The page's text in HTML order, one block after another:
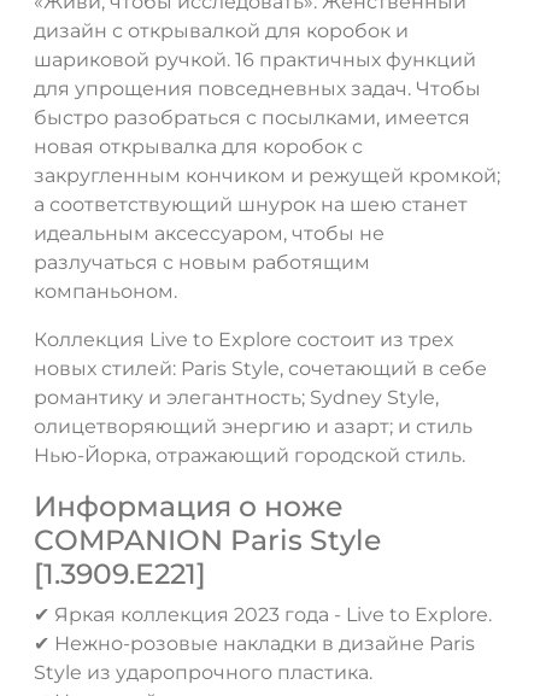
дизайн с открывалкой для коробок и
шариковой ручкой. 16 практичных функций
для упрощения повседневных задач. Чтобы
быстро разобраться с посылками, имеется
новая открывалка для коробок с
закругленным кончиком и режущей кромкой;
а соответствующий шнурок на шею станет
идеальным аксессуаром, чтобы не
разлучаться с новым работящим
компаньоном.
Коллекция Live to Explore состоит из трех
новых стилей: Paris Style, сочетающий в себе
романтику и элегантность; Sydney Style,
олицетворяющий энергию и азарт; и стиль
Нью-Йорка, отражающий городской стиль.
Информация о ноже
COMPANION Paris Style
[1.3909.E221]
✔ Яркая коллекция 2023 года - Live to Explore.
✔ Нежно-розовые накладки в дизайне Paris
Style из ударопрочного пластика.